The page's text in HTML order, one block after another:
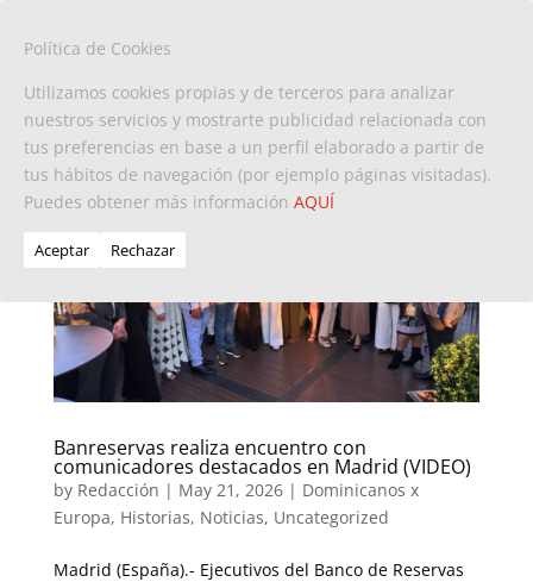
Banreservas realiza encuentro con
comunicadores destacados en Madrid (VIDEO)
by Redacción | May 21, 2026| Dominicanos x
Europa, Historias, Noticias, Uncategorized
Madrid (España).- Ejecutivos del Banco de Reservas
Política de Cookies
Utilizamos cookies propias y de terceros para analizar
nuestros servicios y mostrarte publicidad relacionada con
tus preferencias en base a un perfil elaborado a partir de
tus hábitos de navegación (por ejemplo páginas visitadas).
Puedes obtener más información AQUÍ
Aceptar Rechazar